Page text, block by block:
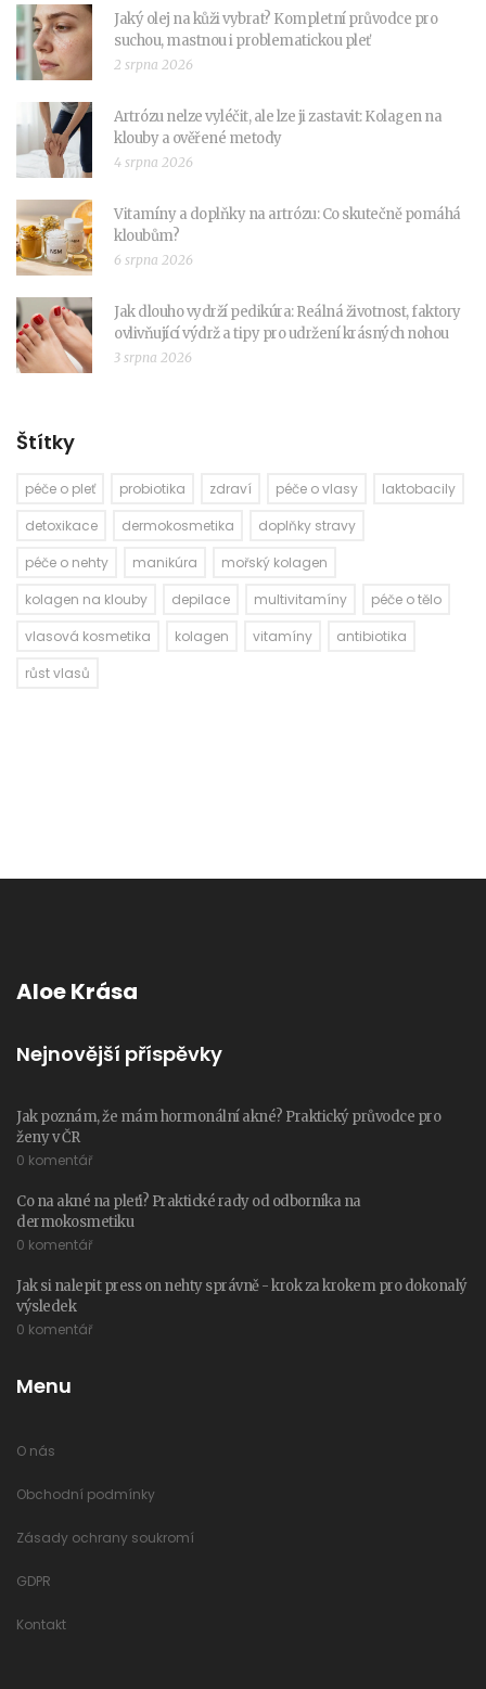
Jaký olej na kůži vybrat? Kompletní průvodce pro
suchou, mastnou i problematickou pleť
2 srpna 2026
Artrózu nelze vyléčit, ale lze ji zastavit: Kolagen na
klouby a ověřené metody
4 srpna 2026
Vitamíny a doplňky na artrózu: Co skutečně pomáhá
kloubům?
6 srpna 2026
Jak dlouho vydrží pedikúra: Reálná životnost, faktory
ovlivňující výdrž a tipy pro udržení krásných nohou
3 srpna 2026
Štítky
péče o pleť probiotika zdraví péče o vlasy
laktobacily
detoxikace
dermokosmetika
doplňky stravy
péče o nehty
manikúra
mořský kolagen
kolagen na klouby
depilace multivitamíny
péče o tělo
vlasová kosmetika
kolagen vitamíny
antibiotika
růst vlasů
Aloe Krása
Nejnovější příspěvky
Jak poznám, že mám hormonální akné? Praktický průvodce pro
ženy v ČR
0 komentář
Co na akné na pleťi? Praktické rady od odborníka na
dermokosmetiku
0 komentář
Jak si nalepit press on nehty správně - krok za krokem pro dokonalý
výsledek
0 komentář
Menu
O nás
Obchodní podmínky
Zásady ochrany soukromí
GDPR
Kontakt